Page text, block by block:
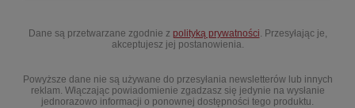
Dane są przetwarzane zgodnie z polityką prywatności . Przesyłając je,
akceptujesz jej postanowienia.
Powyższe dane nie są używane do przesyłania newsletterów lub innych
reklam. Włączając powiadomienie zgadzasz się jedynie na wysłanie
jednorazowo informacji o ponownej dostępności tego produktu.